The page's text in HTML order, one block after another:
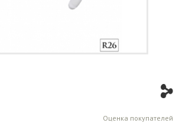
Оценка покупателей